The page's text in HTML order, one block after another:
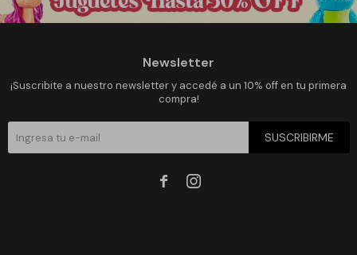
Newsletter
¡Suscribite a nuestro newsletter y accedé a un 10% off en tu primera
compra!
SUSCRIBIRME
 